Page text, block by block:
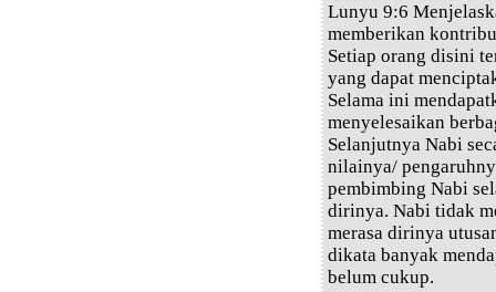
Lunyu 9:6
memberikan
Setiap orang disini
yang dapat
Selama ini
menyelesaikan
Selanjutnya Nabi
nilainya/
pembimbing Nabi
dirinya. Nabi tidak
merasa dirinya
dikata banyak
belum cukup.